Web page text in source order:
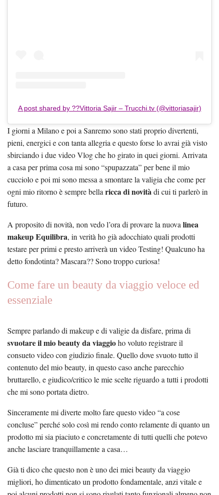
A post shared by ??Vittoria Sajir – Trucchi.tv (@vittoriasajir)
I giorni a Milano e poi a Sanremo sono stati proprio divertenti,
pieni, energici e con tanta allegria e questo forse lo avrai già visto
sbirciando i due video Vlog che ho girato in quei giorni. Arrivata
a casa per prima cosa mi sono “spupazzata” per bene il mio
cucciolo e poi mi sono messa a smontare la valigia che come per
ogni mio ritorno è sempre bellaricca di novitàdi cui ti parlerò in
futuro.
A proposito di novità, non vedo l’ora di provare la nuovalinea
makeup Equilibra, in verità ho già adocchiato quali prodotti
testare per primi e presto arriverà un video Testing! Qualcuno ha
detto fondotinta? Mascara?? Sono troppo curiosa!
Come fare un beauty da viaggio veloce ed
essenziale
Sempre parlando di makeup e di valigie da disfare, prima di
svuotare il mio beauty da viaggioho voluto registrare il
consueto video con giudizio finale. Quello dove svuoto tutto il
contenuto del mio beauty, in questo caso anche parecchio
bruttarello, e giudico/critico le mie scelte riguardo a tutti i prodotti
che mi sono portata dietro.
Sinceramente mi diverte molto fare questo video “a cose
concluse” perché solo così mi rendo conto relamente di quanto un
prodotto mi sia piaciuto e concretamente di tutti quelli che potevo
anche lasciare tranquillamente a casa…
Già ti dico che questo non è uno dei miei beauty da viaggio
migliori, ho dimenticato un prodotto fondamentale, anzi vitale e